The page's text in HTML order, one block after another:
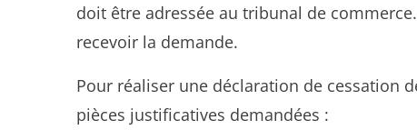
doit être adressée au tribunal de
recevoir la demande.
Pour réaliser une déclaration de cessation
pièces justificatives demandées :